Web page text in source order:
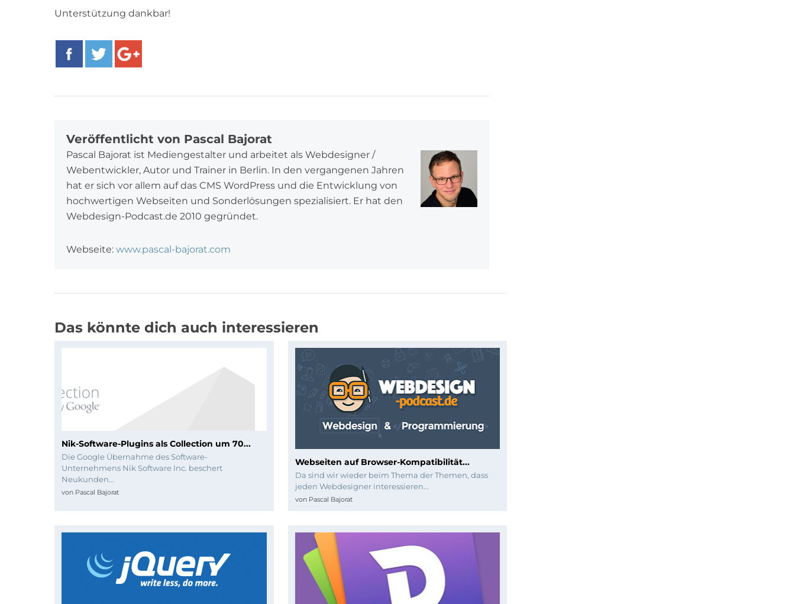
Unterstützung dankbar!
Veröffentlicht von Pascal Bajorat
Pascal Bajorat ist Mediengestalter und arbeitet als Webdesigner /
Webentwickler, Autor und Trainer in Berlin. In den vergangenen Jahren
hat er sich vor allem auf das CMS WordPress und die Entwicklung von
hochwertigen Webseiten und Sonderlösungen spezialisiert. Er hat den
Webdesign-Podcast.de 2010 gegründet.
Webseite: www.pascal-bajorat.com
Das könnte dich auch interessieren
Nik-Software-Plugins als Collection um 70...
Die Google Übernahme des Software-
Unternehmens Nik Software Inc. beschert
Neukunden...
von Pascal Bajorat
Webseiten auf Browser-Kompatibilität...
Da sind wir wieder beim Thema der Themen, dass
jeden Webdesigner interessieren...
von Pascal Bajorat